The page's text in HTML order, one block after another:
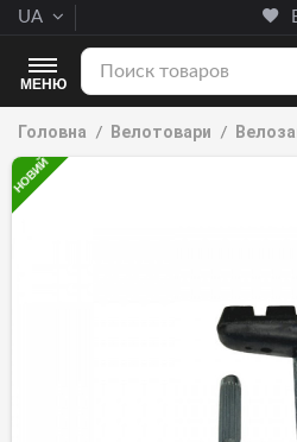
UA
МЕНЮ
Головна Велотовари
НОВИЙ